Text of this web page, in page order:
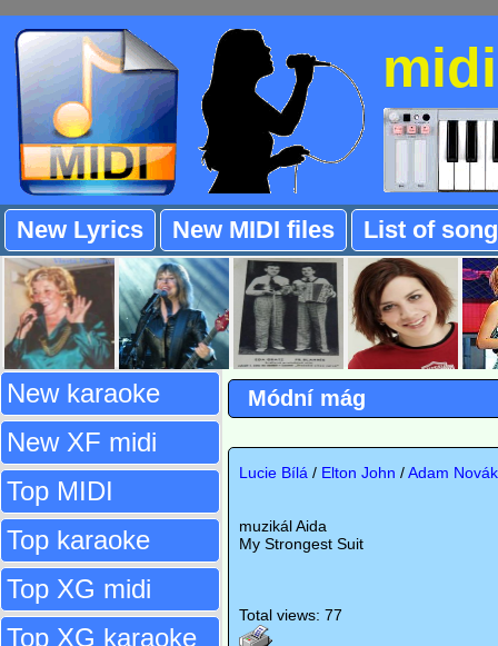
New Lyrics New MIDI files List of
New karaoke
New XF midi
Top MIDI
Top karaoke
Top XG midi
Top XG karaoke
Módní mág
Lucie Bílá / Elton John /Adam Novák
muzikál Aida
My Strongest Suit
Total views: 77